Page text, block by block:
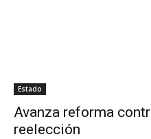
Estado
Avanza reforma
reelección